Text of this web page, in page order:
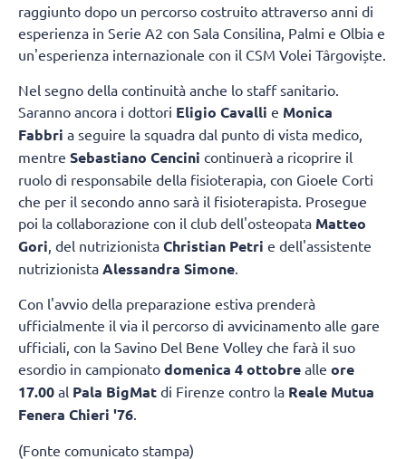
raggiunto dopo un percorso costruito attraverso anni di
esperienza in Serie A2 con Sala Consilina, Palmi e Olbia e
un'esperienza internazionale con il CSM Volei Târgoviște.
Nel segno della continuità anche lo staff sanitario.
Saranno ancora i dottori Eligio Cavalli e Monica
Fabbri a seguire la squadra dal punto di vista medico,
mentre Sebastiano Cencini continuerà a ricoprire il
ruolo di responsabile della fisioterapia, con Gioele Corti
che per il secondo anno sarà il fisioterapista. Prosegue
poi la collaborazione con il club dell'osteopata Matteo
Gori , del nutrizionista Christian Petri e dell'assistente
nutrizionista Alessandra Simone
Con l'avvio della preparazione estiva prenderà
ufficialmente il via il percorso di avvicinamento alle gare
ufficiali, con la Savino Del Bene Volley che farà il suo
esordio in campionato domenica 4 ottobre alle ore
17.00 al Pala BigMat di Firenze contro la Reale Mutua
Fenera Chieri '76.
(Fonte comunicato stampa)